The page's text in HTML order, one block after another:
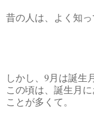
昔の人は、よく知っ
しかし、9月は誕生
この頃は、誕生月
ことが多くて。